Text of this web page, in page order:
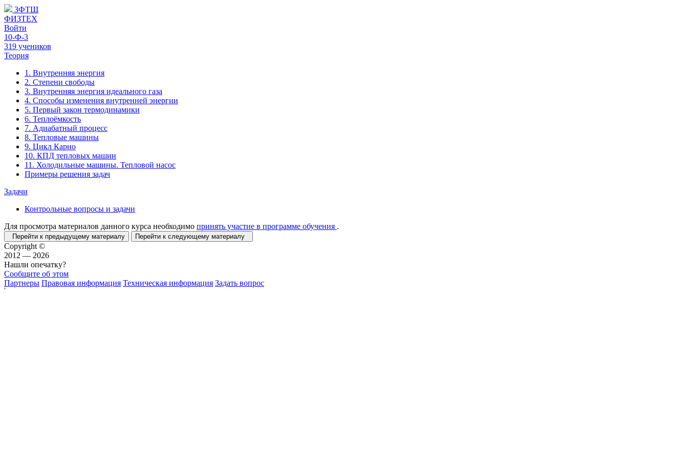
ЗФТШ
ФИЗТЕХ
Войти
10-Ф-3
319 учеников
Теория
1. Внутренняя энергия
2. Степени свободы
3. Внутренняя энергия идеального газа
4. Способы изменения внутренней энергии
5. Первый закон термодинамики
6. Теплоёмкость
7. Адиабатный процесс
8. Тепловые машины
9. Цикл Карно
10. КПД тепловых машин
11. Холодильные машины. Тепловой насос
Примеры решения задач
Задачи
Контрольные вопросы и задачи
Для просмотра материалов данного курса необходимо принять участие в программе обучения .
Перейти к предыдущему материалу Перейти к следующему материалу
Copyright ©
2012 — 2026
Нашли опечатку?
Сообщите об этом
Партнеры Правовая информация Техническая информация Задать вопрос